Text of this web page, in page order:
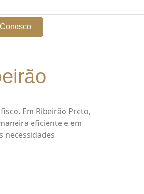
Em Ribeirão Preto,
eficiente e em
necessidades